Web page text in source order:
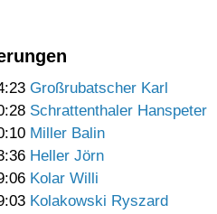
Großrubatscher Karl
Schrattenthaler Hanspeter
Miller Balin
Heller Jörn
Kolar Willi
Kolakowski Ryszard